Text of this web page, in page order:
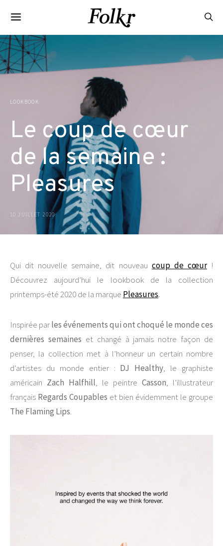
LOOKBOOK
Le coup de cœur
de la semaine :
Pleasures
10 JUILLET 2020
Qui dit nouvelle semaine, dit nouveau coup de cœur!
Découvrez aujourd’hui le lookbook de la collection
printemps-été 2020 de la marque Pleasures.
Inspirée parles événements qui ont choqué le monde ces
dernières semaines et changé à jamais notre façon de
penser, la collection met à l’honneur un certain nombre
d’artistes du monde entier : DJ Healthy, le graphiste
américain Zach Halfhill, le peintre Casson, l’illustrateur
français Regards Coupables et bien évidemment le groupe
The Flaming Lips.